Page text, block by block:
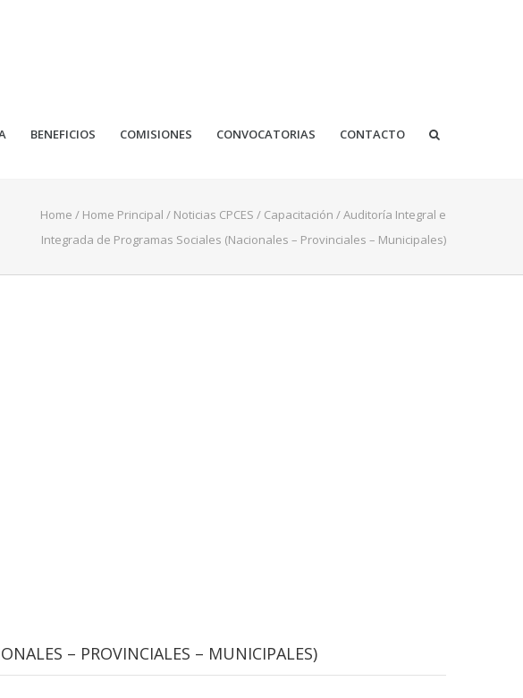
BENEFICIOS COMISIONES CONVOCATORIAS CONTACTO
Home / Home Principal / Noticias CPCES / Capacitación /Auditoría Integral e
Integrada de Programas Sociales (Nacionales – Provinciales – Municipales)
– PROVINCIALES – MUNICIPALES)